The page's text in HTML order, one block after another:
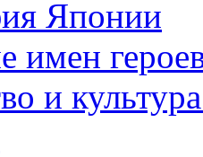
Японии
имен
и